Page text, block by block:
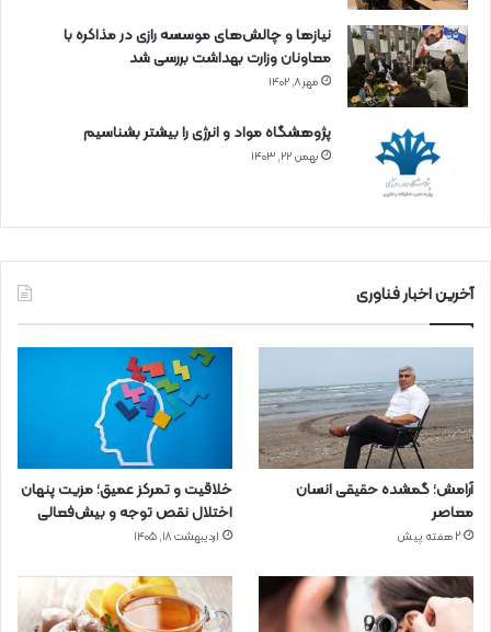
نیازها و چالش‌های موسسه رازی در مذاکره با
معاونان وزارت بهداشت بررسی شد
مهر ۸, ۱۴۰۲
پژوهشگاه مواد و انرژی را بیشتر بشناسیم
بهمن ۲۲, ۱۴۰۳
آخرین اخبار فناوری
آرامش؛ گمشده حقیقی انسان
معاصر
2 هفته پیش
خلاقیت و تمرکز عمیق؛ مزیت پنهان
اختلال نقص توجه و بیش‌فعالی
اردیبهشت ۱۸, ۱۴۰۵